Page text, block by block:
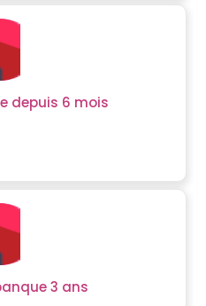
depuis 6 mois
3 ans